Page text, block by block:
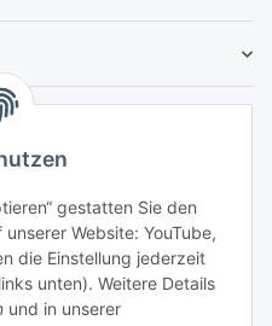
gestatten Sie den
Website: YouTube,
die Einstellung jederzeit
unten). Weitere Details
und in unserer
i. S. d.
Produkte sind
gedacht. Diese